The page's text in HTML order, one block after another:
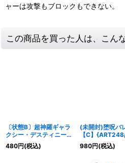
ャーは攻撃もブロックもできない。
この商品を買った人は、こん
〔状態B〕超神羅ギャラ
クシー・デスティニー
【VR】
{DM355/55/Y8}《自
480円(税込)
(未開封)堕呪バ
【C】
《水》
980円(税込)